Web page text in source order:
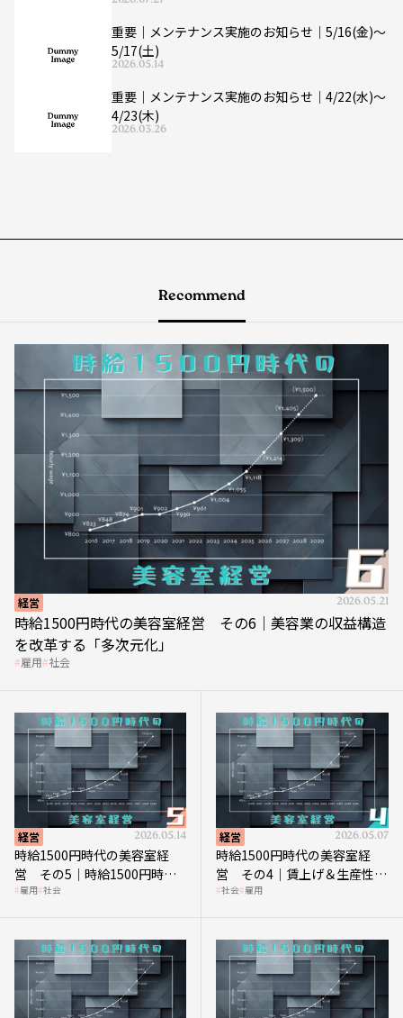
重要｜メンテナンス実施のお知らせ｜5/16(金)〜
5/17(土)
2026.05.14
重要｜メンテナンス実施のお知らせ｜4/22(水)〜
4/23(木)
2026.03.26
Recommend
経営 2026.05.21
時給1500円時代の美容室経営 その6｜美容業の収益構造
を改革する「多次元化」
雇用 社会
経営 2026.05.14
時給1500円時代の美容室経
営 その5｜時給1500円時代
の到来は美容業の収益構造を
雇用 社会
経営 2026.05.07
時給1500円時代の美容室経
営 その4｜賃上げ＆生産性向
上につなげる賢い助成金活用
社会 雇用